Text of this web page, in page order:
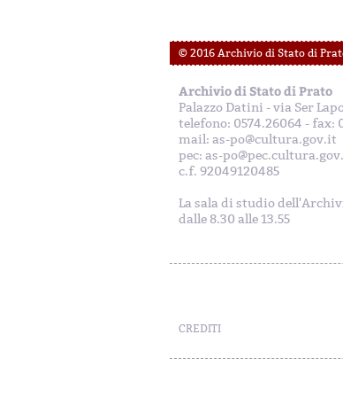
© 2016 Archivio di Stato di
Archivio di Stato di Prato
Palazzo Datini - via Ser
telefono: 0574.26064 - fax:
mail: as-po@cultura.gov.it
pec: as-
c.f. 92049120485
La sala di studio
dalle 8.30 alle 13.55
CREDITI